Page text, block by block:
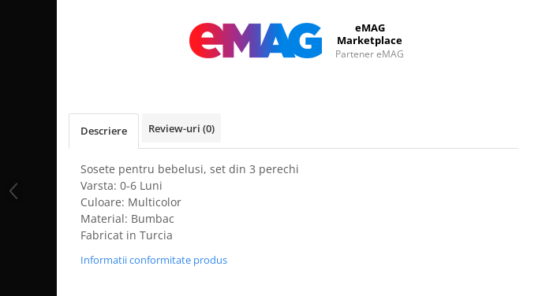
Facebook
eMAG
Marketplace
Partener eMAG
Descriere Review-uri (0)
Sosete pentru bebelusi, set din 3 perechi
Varsta: 0-6 Luni
Culoare: Multicolor
Material: Bumbac
Fabricat in Turcia
Informatii conformitate produs